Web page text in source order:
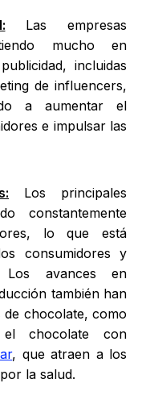
Las empresas
mucho en
incluidas
de influencers,
a aumentar el
e impulsar las
Los principales
constantemente
lo que está
consumidores y
Los avances en
también han
chocolate, como
chocolate con
, que atraen a los
la salud.